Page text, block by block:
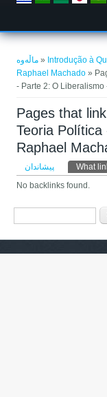
تۆ لێرەیت
ماڵەوە » Introdução à
Raphael Machado »
- Parte 2: O
Pages that
Teoria
Raphael
Primary
پیشاندان What
No backlinks found.
گەڕان